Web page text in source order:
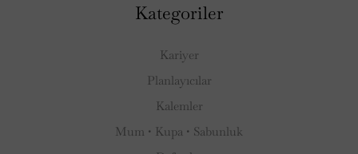
Kategoriler
Kariyer
Planlayıcılar
Kalemler
Mum • Kupa • Sabunluk